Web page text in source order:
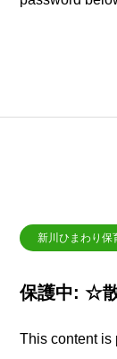
新川ひまわり保
保護中: ☆
This content is